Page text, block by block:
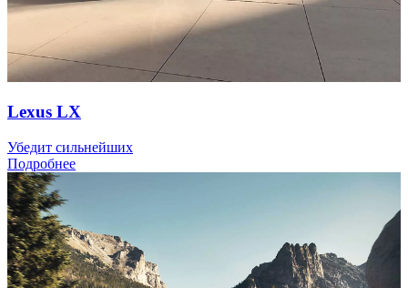
Lexus LX
Убедит сильнейших
Подробнее